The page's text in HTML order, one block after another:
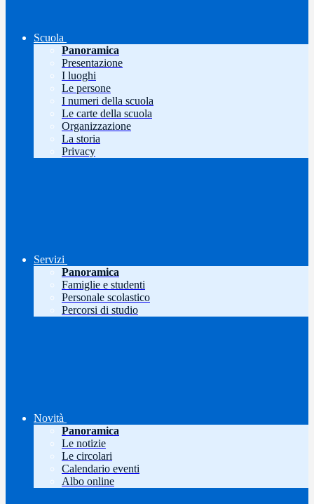
Scuola
Panoramica
Presentazione
I luoghi
Le persone
I numeri della scuola
Le carte della scuola
Organizzazione
La storia
Privacy
Servizi
Panoramica
Famiglie e studenti
Personale scolastico
Percorsi di studio
Novità
Panoramica
Le notizie
Le circolari
Calendario eventi
Albo online